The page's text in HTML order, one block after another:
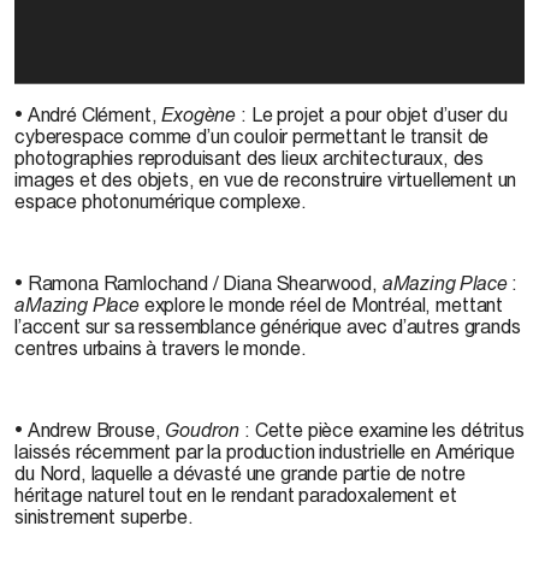
• André Clément,Exogène : Le projet a pour objet d’user du
cyberespace comme d’un couloir permettant le transit de
photographies reproduisant des lieux architecturaux, des
images et des objets, en vue de reconstruire virtuellement un
espace photonumérique complexe.
• Ramona Ramlochand / Diana Shearwood, aMazing Place:
aMazing Placeexplore le monde réel de Montréal, mettant
l’accent sur sa ressemblance générique avec d’autres grands
centres urbains à travers le monde.
• Andrew Brouse, Goudron : Cette pièce examine les détritus
laissés récemment par la production industrielle en Amérique
du Nord, laquelle a dévasté une grande partie de notre
héritage naturel tout en le rendant paradoxalement et
sinistrement superbe.